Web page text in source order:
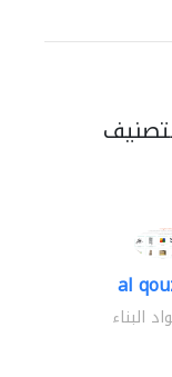
al
البناء